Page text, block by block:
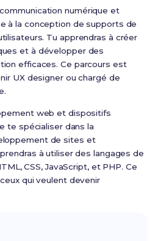
numérique et
à la conception de supports de
Tu apprendras à créer
et à développer des
efficaces. Ce parcours est
UX designer ou chargé de
web et dispositifs
te spécialiser dans la
de sites et
à utiliser des langages de
CSS, JavaScript, et PHP. Ce
qui veulent devenir